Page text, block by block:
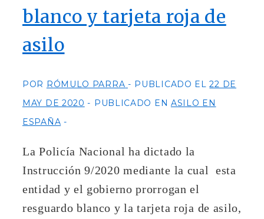
blanco y tarjeta roja de
asilo
POR RÓMULO PARRA PUBLICADO EL22 DE
MAY DE 2020
PUBLICADO EN ASILO EN
ESPAÑA
La Policía Nacional ha dictado la
Instrucción 9/2020 mediante la cual esta
entidad y el gobierno prorrogan el
resguardo blanco y la tarjeta roja de asilo,